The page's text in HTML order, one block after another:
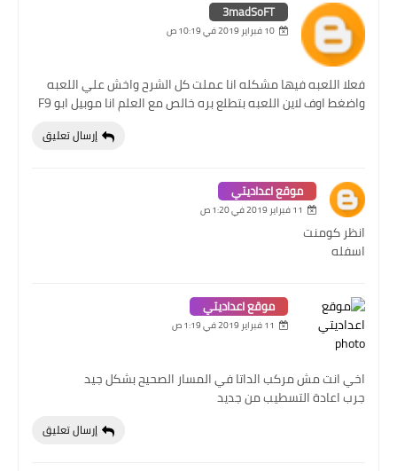
3madSoFT
10 فبراير 2019 في 10:19 ص
فعلا اللعبه فيها مشكله انا عملت كل الشرح واخش علي اللعبه
واضغط اوف لاين اللعبه بتطلع بره خالص مع العلم انا موبيل ابو F9
إرسال تعليق
موقع اعداديتي
11 فبراير 2019 في 1:20 ص
انظر كومنت
اسفله
موقع اعداديتي
11 فبراير 2019 في 1:19 ص
اخي انت مش مركب الداتا في المسار الصحيح بشكل جيد
جرب اعادة التسطيب من جديد
إرسال تعليق